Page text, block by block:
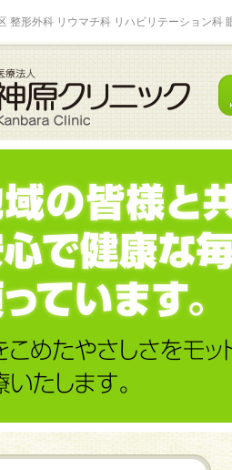
整形外科 リウマチ科 リハビリテーション科